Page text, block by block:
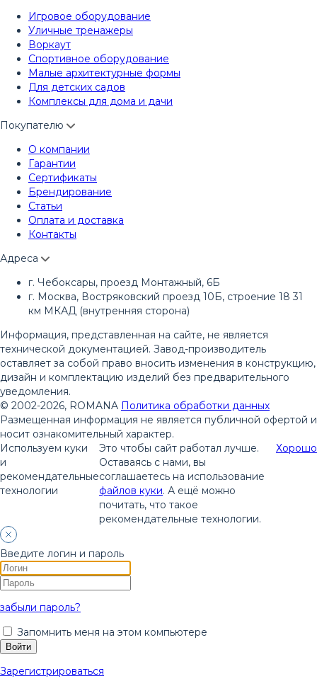
Игровое оборудование
Уличные тренажеры
Воркаут
Спортивное оборудование
Малые архитектурные формы
Для детских садов
Комплексы для дома и дачи
Покупателю
О компании
Гарантии
Сертификаты
Брендирование
Статьи
Оплата и доставка
Контакты
Адреса
г. Чебоксары, проезд Монтажный, 6Б
г. Москва, Востряковский проезд 10Б, строение 18 31
км МКАД (внутренняя сторона)
Информация, представленная на сайте, не является
технической документацией. Завод-производитель
оставляет за собой право вносить изменения в конструкцию,
дизайн и комплектацию изделий без предварительного
уведомления.
© 2002-2026, ROMANA Политика обработки данных
Размещенная информация не является публичной офертой и
носит ознакомительный характер.
Используем куки
и
рекомендательные
технологии
Это чтобы сайт работал лучше.
Оставаясь с нами, вы
соглашаетесь на использование
файлов куки. А ещё можно
почитать, что такое
рекомендательные технологии.
Хорошо
Введите логин и пароль
забыли пароль?
Запомнить меня на этом компьютере
Зарегистрироваться